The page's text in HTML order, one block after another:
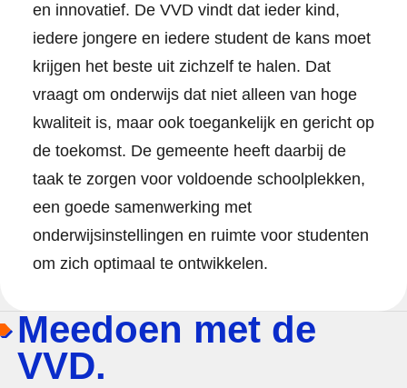
en innovatief. De VVD vindt dat ieder kind,
iedere jongere en iedere student de kans moet
krijgen het beste uit zichzelf te halen. Dat
vraagt om onderwijs dat niet alleen van hoge
kwaliteit is, maar ook toegankelijk en gericht op
de toekomst. De gemeente heeft daarbij de
taak te zorgen voor voldoende schoolplekken,
een goede samenwerking met
onderwijsinstellingen en ruimte voor studenten
om zich optimaal te ontwikkelen.
Meedoen met de
VVD.